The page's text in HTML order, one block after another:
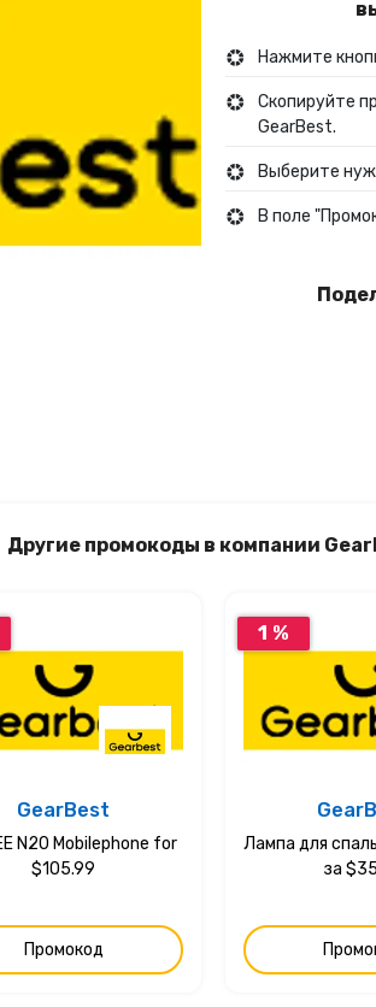
Нажмите
Скопируйте
GearBest.
Выберите
В поле
Другие промокоды в компании
GearBest
N20 Mobilephone for
$105.99
Промокод
1 %
Лампа для
за